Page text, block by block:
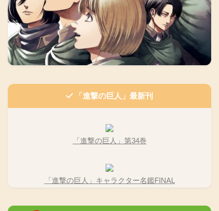
「進撃の巨人」最新刊
「進撃の巨人」第34巻
「進撃の巨人」キャラクター名鑑FINAL